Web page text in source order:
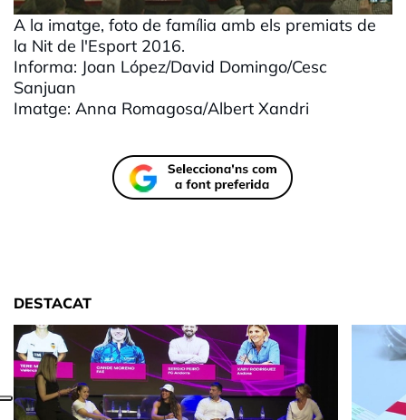
A la imatge, foto de família amb els premiats de
la Nit de l'Esport 2016.
Informa: Joan López/David Domingo/Cesc
Sanjuan
Imatge: Anna Romagosa/Albert Xandri
DESTACAT